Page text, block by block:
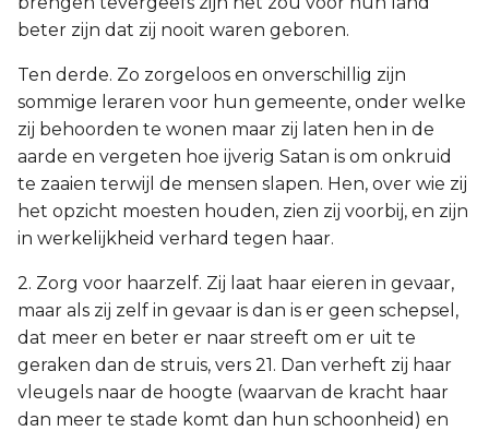
beter zijn dat zij nooit waren geboren.
Ten derde. Zo zorgeloos en onverschillig zijn
sommige leraren voor hun gemeente, onder welke
zij behoorden te wonen maar zij laten hen in de
aarde en vergeten hoe ijverig Satan is om onkruid
te zaaien terwijl de mensen slapen. Hen, over wie zij
het opzicht moesten houden, zien zij voorbij, en zijn
in werkelijkheid verhard tegen haar.
2. Zorg voor haarzelf. Zij laat haar eieren in gevaar,
maar als zij zelf in gevaar is dan is er geen schepsel,
dat meer en beter er naar streeft om er uit te
geraken dan de struis, vers 21. Dan verheft zij haar
vleugels naar de hoogte (waarvan de kracht haar
dan meer te stade komt dan hun schoonheid) en